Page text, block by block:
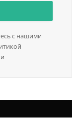
с нашими